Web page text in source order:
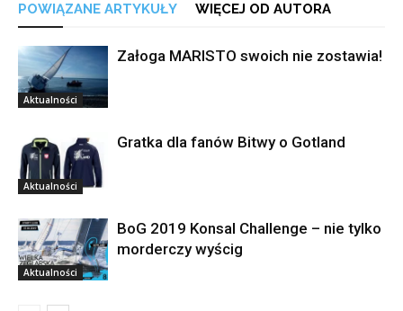
POWIĄZANE ARTYKUŁY WIĘCEJ OD AUTORA
Aktualności
Załoga MARISTO swoich nie zostawia!
Aktualności
Gratka dla fanów Bitwy o Gotland
Aktualności
BoG 2019 Konsal Challenge – nie tylko
morderczy wyścig